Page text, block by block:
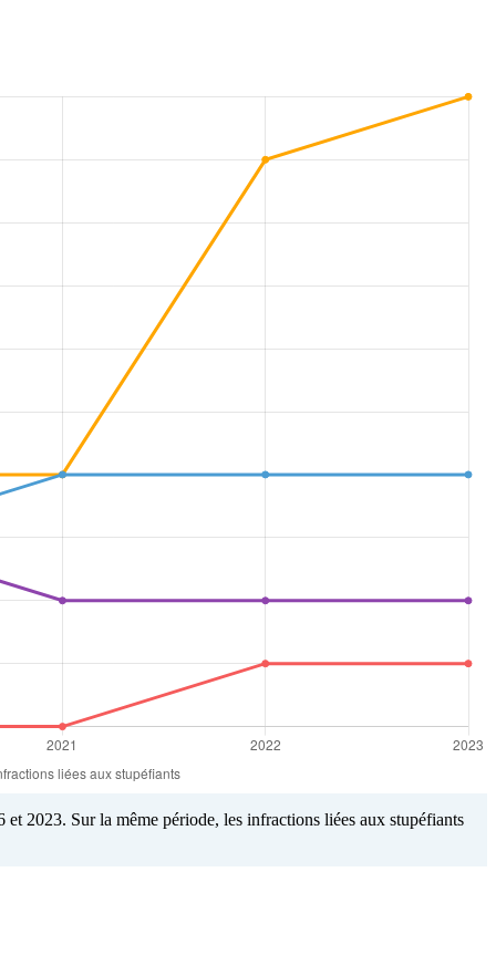
et 2023. Sur la même période, les infractions liées aux stupéfiants